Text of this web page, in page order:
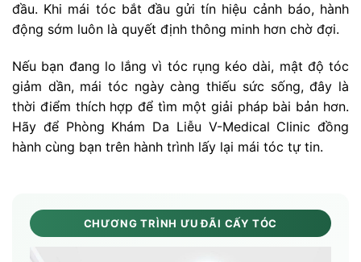
đầu. Khi mái tóc bắt đầu gửi tín hiệu cảnh báo, hành
động sớm luôn là quyết định thông minh hơn chờ đợi.
Nếu bạn đang lo lắng vì tóc rụng kéo dài, mật độ tóc
giảm dần, mái tóc ngày càng thiếu sức sống, đây là
thời điểm thích hợp để tìm một giải pháp bài bản hơn.
Hãy để Phòng Khám Da Liễu V-Medical Clinic đồng
hành cùng bạn trên hành trình lấy lại mái tóc tự tin.
CHƯƠNG TRÌNH ƯU ĐÃI CẤY TÓC